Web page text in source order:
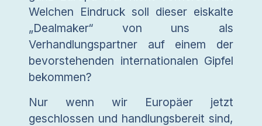
Welchen Eindruck soll dieser eiskalte
„Dealmaker“ von uns als
Verhandlungspartner auf einem der
bevorstehenden internationalen Gipfel
bekommen?
Nur wenn wir Europäer jetzt
geschlossen und handlungsbereit sind,